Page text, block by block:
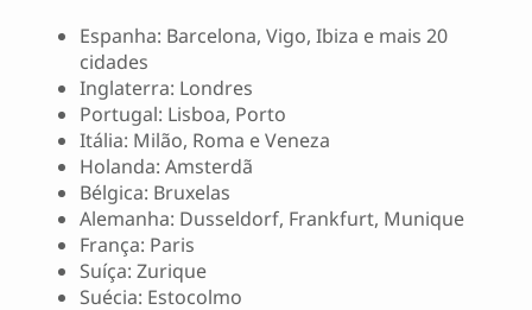
Espanha: Barcelona, Vigo, Ibiza e mais 20
cidades
Inglaterra: Londres
Portugal: Lisboa, Porto
Itália: Milão, Roma e Veneza
Holanda: Amsterdã
Bélgica: Bruxelas
Alemanha: Dusseldorf, Frankfurt, Munique
França: Paris
Suíça: Zurique
Suécia: Estocolmo